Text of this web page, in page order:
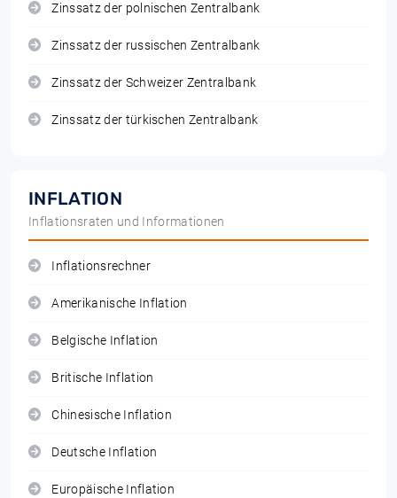
Zinssatz der polnischen Zentralbank
Zinssatz der russischen Zentralbank
Zinssatz der Schweizer Zentralbank
Zinssatz der türkischen Zentralbank
INFLATION
Inflationsraten und Informationen
Inflationsrechner
Amerikanische Inflation
Belgische Inflation
Britische Inflation
Chinesische Inflation
Deutsche Inflation
Europäische Inflation